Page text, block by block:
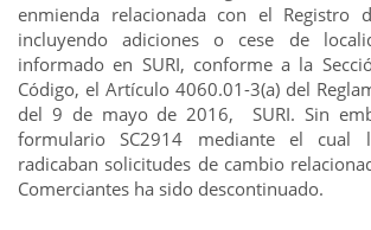
enmienda relacionada con el Registro
incluyendo adiciones o cese de
informado en SURI, conforme a la
Código, el Artículo 4060.01-3(a) del
del 9 de mayo de 2016, SURI. Sin
formulario SC2914 mediante el cual
radicaban solicitudes de cambio
Comerciantes ha sido descontinuado.